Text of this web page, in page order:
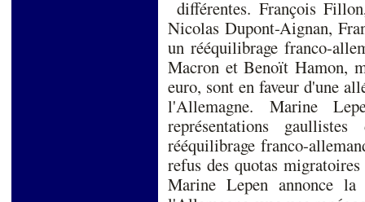
différentes. François
Nicolas Dupont-Aignan,
un rééquilibrage franco-
Macron et Benoït Hamon,
euro, sont en faveur d'une
l'Allemagne. Marine
représentations
rééquilibrage franco-
refus des quotas
Marine Lepen annonce